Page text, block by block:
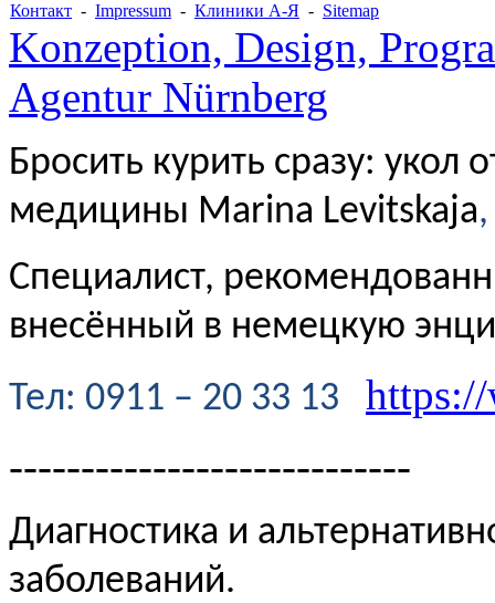
Контакт - Impressum - Клиники А-Я - Sitemap
Konzeption, Design,
Agentur Nürnberg
Бросить курить сразу: укол
медицины Marina Levitskaja,
Специалист,
внесённый в немецкую
Teл: 0911 – 20 33 13
----------------------------
Диагностика и
заболеваний.